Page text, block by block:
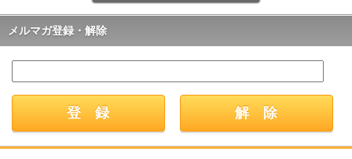
メルマガ登録・解除